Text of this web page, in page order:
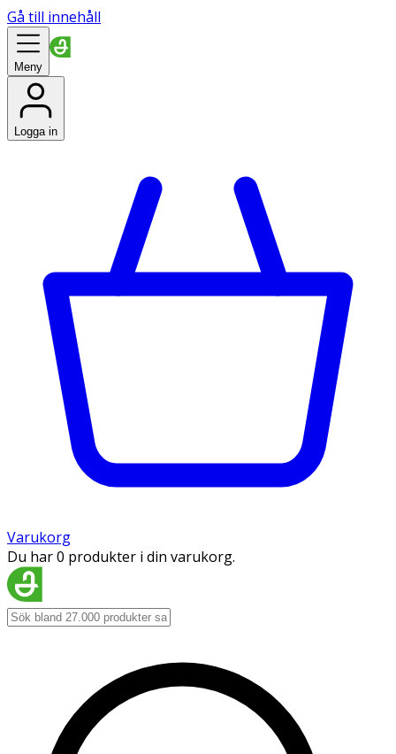
Gå till innehåll
Meny
Logga in
Varukorg
Du har 0 produkter i din varukorg.